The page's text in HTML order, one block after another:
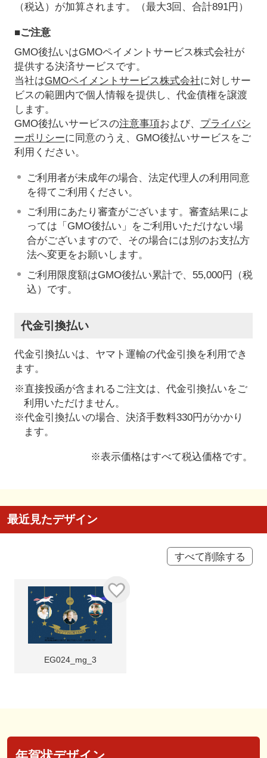
（税込）が加算されます。（最大3回、合計891円）
■ご注意
GMO後払いはGMOペイメントサービス株式会社が
提供する決済サービスです。
当社はGMOペイメントサービス株式会社に対しサー
ビスの範囲内で個人情報を提供し、代金債権を譲渡
します。
GMO後払いサービスの注意事項および、 プライバシ
ーポリシーに同意のうえ、GMO後払いサービスをご
利用ください。
ご利用者が未成年の場合、法定代理人の利用同意
を得てご利用ください。
ご利用にあたり審査がございます。審査結果によ
っては「GMO後払い」をご利用いただけない場
合がございますので、その場合には別のお支払方
法へ変更をお願いします。
ご利用限度額はGMO後払い累計で、55,000円（税
込）です。
代金引換払い
代金引換払いは、ヤマト運輸の代金引換を利用でき
ます。
※直接投函が含まれるご注文は、代金引換払いをご
利用いただけません。
※代金引換払いの場合、決済手数料330円がかかり
ます。
※表示価格はすべて税込価格です。
最近見たデザイン
すべて削除する
EG024_mg_3
年賀状デザイン